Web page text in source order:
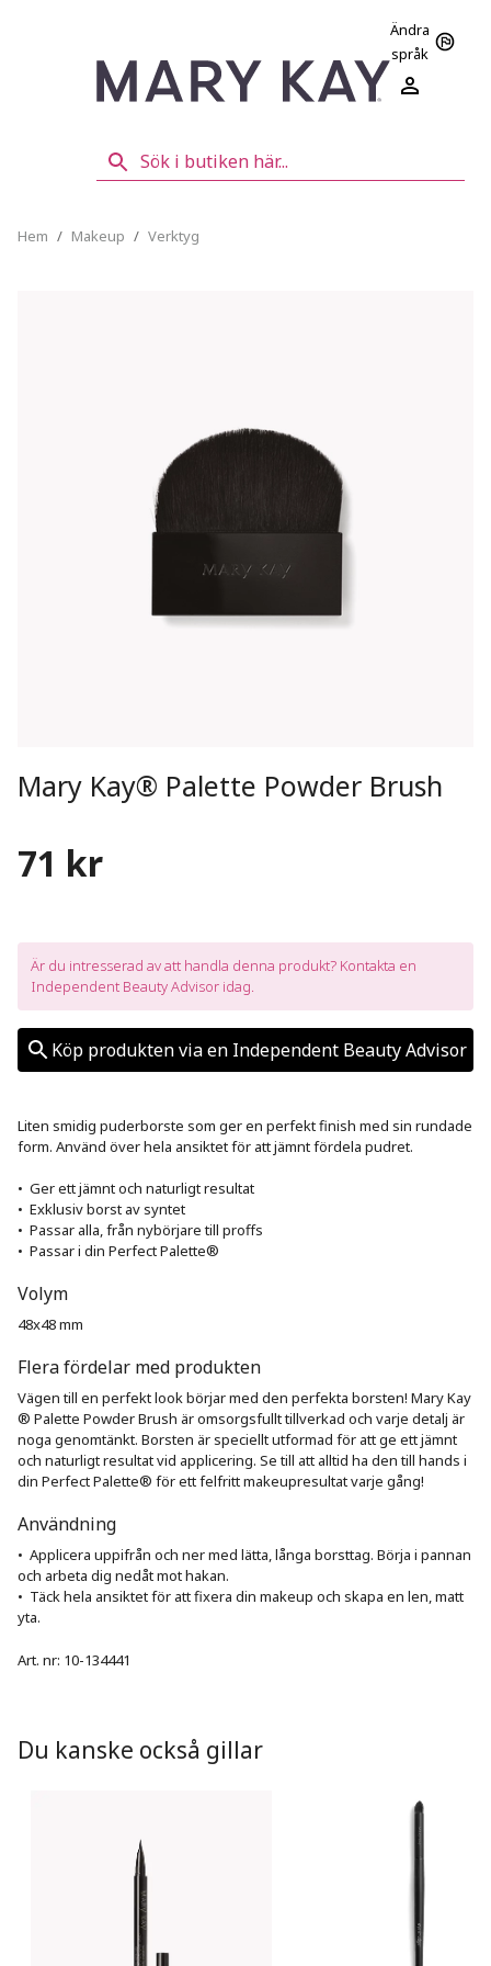
Ändra
språk
Hem / Makeup / Verktyg
Mary Kay® Palette Powder Brush
71 kr
Är du intresserad av att handla denna produkt? Kontakta en
Independent Beauty Advisor idag.
Köp produkten via en Independent Beauty Advisor
Liten smidig puderborste som ger en perfekt finish med sin rundade
form. Använd över hela ansiktet för att jämnt fördela pudret.
•  Ger ett jämnt och naturligt resultat
•  Exklusiv borst av syntet
•  Passar alla, från nybörjare till proffs
Volym
48x48 mm
Flera fördelar med produkten
Vägen till en perfekt look börjar med den perfekta borsten! Mary Kay
® Palette Powder Brush är omsorgsfullt tillverkad och varje detalj är
noga genomtänkt. Borsten är speciellt utformad för att ge ett jämnt
och naturligt resultat vid applicering. Se till att alltid ha den till hands i
din Perfect Palette® för ett felfritt makeupresultat varje gång!
Användning
•  Applicera uppifrån och ner med lätta, långa borsttag. Börja i pannan
och arbeta dig nedåt mot hakan.
•  Täck hela ansiktet för att fixera din makeup och skapa en len, matt
Art. nr: 10-134441
Du kanske också gillar